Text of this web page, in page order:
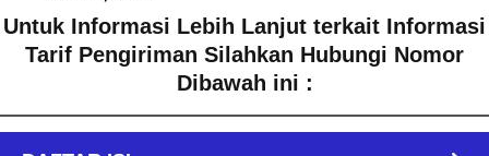
Untuk Informasi Lebih Lanjut terkait Informasi
Tarif Pengiriman Silahkan Hubungi Nomor
Dibawah ini :